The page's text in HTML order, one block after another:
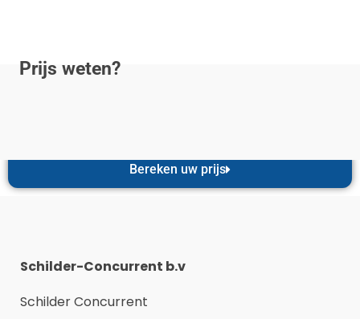
Prijs weten?
Bereken uw prijs
Schilder-Concurrent b.v
Schilder Concurrent